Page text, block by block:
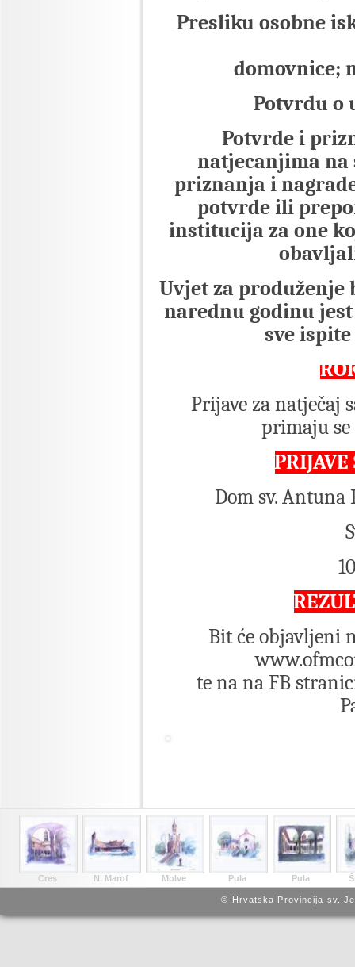
Presliku osobne
domovnice;
Potvrdu o
Potvrde i
natjecanjima
priznanja i
potvrde ili
institucija za one
Uvjet za produženje
narednu godinu
sve
Prijave za natječaj
primaju se
Dom sv. Antuna
Bit će objavljeni
te na na FB
Cres N. Marof Molve Pula Pula
© Hrvatska Provincija sv.